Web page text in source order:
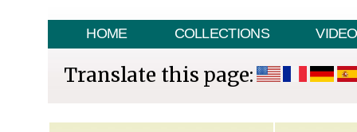
HOME COLLECTIONS VIDEO
Translate this page: